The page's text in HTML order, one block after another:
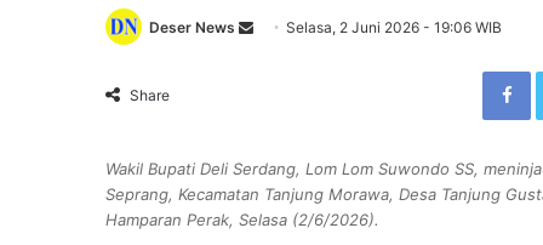
Deser News
n
e
m
Selasa, 2 Juni 2026 - 19:06 WIB
Share
Facebook
Wakil Bupati Deli Serdang, Lom Lom Suwondo SS,
Seprang, Kecamatan Tanjung Morawa, Desa Tanjung
Hamparan Perak, Selasa (2/6/2026).